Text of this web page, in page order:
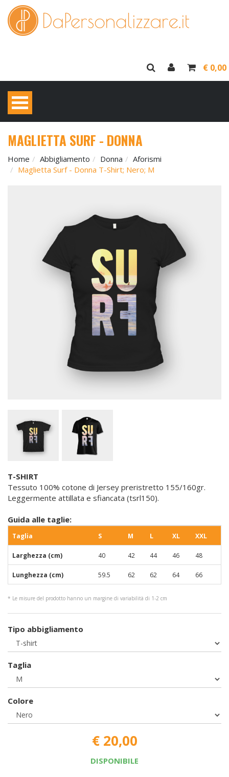
€ 0,00
MAGLIETTA SURF - DONNA
Home Abbigliamento Donna
Aforismi
Maglietta Surf - Donna T-Shirt; Nero; M
T-SHIRT
Tessuto 100% cotone di Jersey preristretto 155/160gr.
Leggermente attillata e sfiancata (tsrl150).
Guida alle taglie:
Taglia S M L XL XXL
Larghezza (cm) 40 42 44 46 48
Lunghezza (cm) 59.5 62 62 64 66
* Le misure del prodotto hanno un margine di variabilità di 1-2 cm
Tipo abbigliamento
Taglia
Colore
€ 20,00
DISPONIBILE